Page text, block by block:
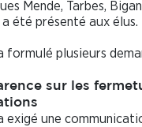
Mende, Tarbes,
a été présenté aux élus.
formulé plusieurs
sur les
exigé une